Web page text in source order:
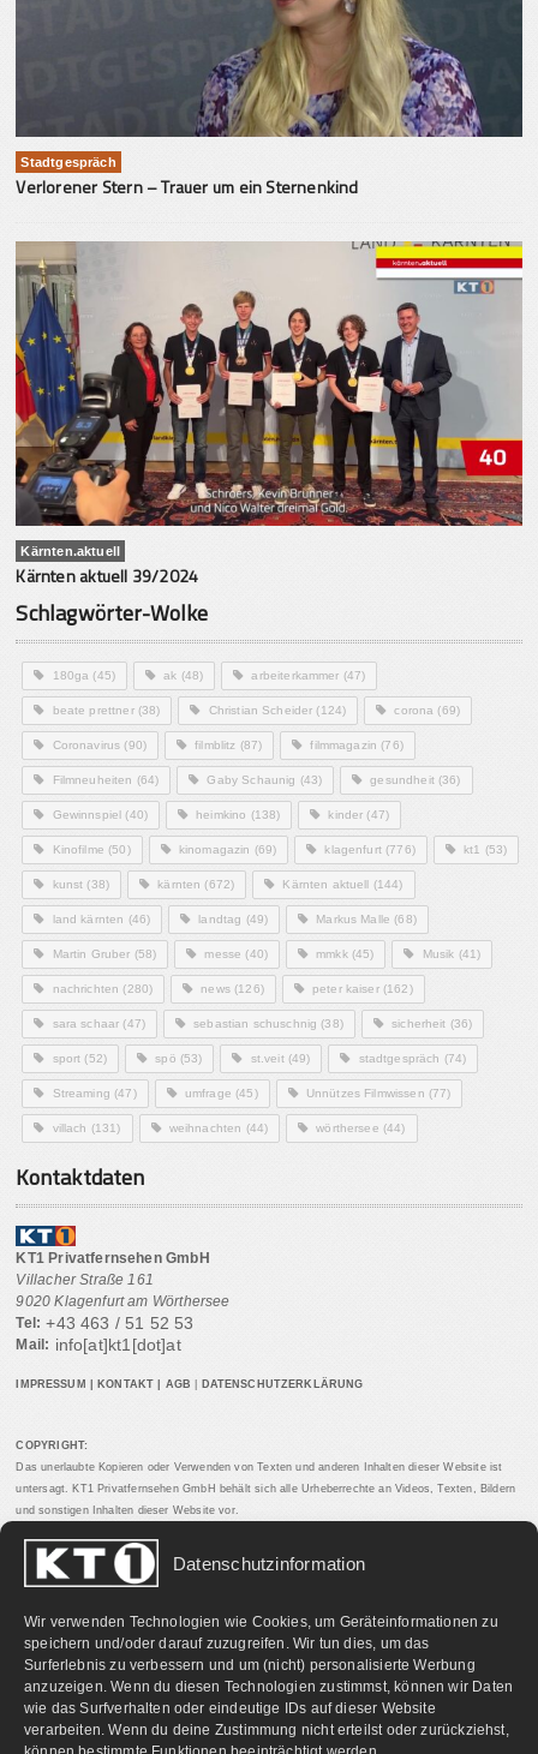
Datenschutzinformation
Wir verwenden Technologien wie Cookies, um Geräteinformationen zu
speichern und/oder darauf zuzugreifen. Wir tun dies, um das
Surferlebnis zu verbessern und um (nicht) personalisierte Werbung
anzuzeigen. Wenn du diesen Technologien zustimmst, können wir Daten
wie das Surfverhalten oder eindeutige IDs auf dieser Website
verarbeiten. Wenn du deine Zustimmung nicht erteilst oder zurückziehst,
Stadtgespräch
Verlorener Stern – Trauer um ein Sternenkind
Kärnten.aktuell
Kärnten aktuell 39/2024
Schlagwörter-Wolke
180ga (45) ak (48) arbeiterkammer (47)
beate prettner(38) Christian Scheider (124) corona (69)
Coronavirus (90) filmblitz (87) filmmagazin (76)
Filmneuheiten (64) Gaby Schaunig (43) gesundheit(36)
Gewinnspiel (40) heimkino (138) kinder (47)
Kinofilme (50) kinomagazin (69) klagenfurt(776) kt1 (53)
kunst (38) kärnten (672) Kärnten aktuell (144)
land kärnten (46) landtag (49) Markus Malle (68)
Martin Gruber (58) messe (40) mmkk(45) Musik (41)
nachrichten (280) news(126) peter kaiser(162)
sara schaar (47) sebastian schuschnig (38) sicherheit (36)
sport (52) spö (53) st.veit(49) stadtgespräch (74)
Streaming (47) umfrage (45) Unnützes Filmwissen (77)
villach (131) weihnachten (44) wörthersee (44)
Kontaktdaten
KT1 Privatfernsehen GmbH
Villacher Straße 161
9020 Klagenfurt am Wörthersee
Tel: +43 463 / 51 52 53
Mail: info[at]kt1[dot]at
IMPRESSUM KONTAKT AGB DATENSCHUTZERKLÄRUNG
COPYRIGHT:
Das unerlaubte Kopieren oder Verwenden von Texten und anderen Inhalten dieser Website ist
untersagt. KT1 Privatfernsehen GmbH behält sich alle Urheberrechte an Videos, Texten, Bildern
und sonstigen Inhalten dieser Website vor.
PARTNERLINKS: